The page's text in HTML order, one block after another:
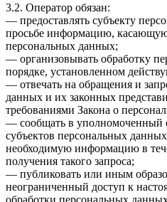
3.2. Оператор обязан:
— предоставлять субъекту
просьбе информацию,
персональных данных;
— организовывать обработку
порядке, установленном
— отвечать на обращения и
данных и их законных
требованиями Закона о
— сообщать в уполномоченный
субъектов персональных
необходимую информацию в
получения такого запроса;
— публиковать или иным
неограниченный доступ к
обработки персональных